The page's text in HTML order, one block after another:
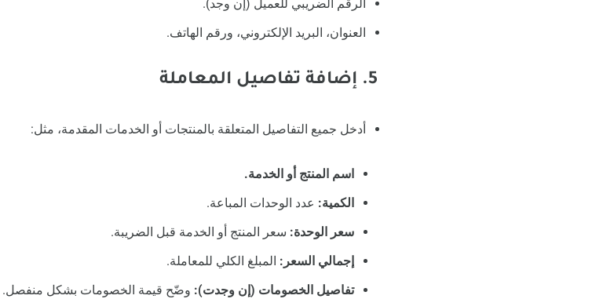
الرقم الضريبي للعميل (إن وجد).
العنوان، البريد الإلكتروني، ورقم الهاتف.
5. إضافة تفاصيل المعاملة
أدخل جميع التفاصيل المتعلقة بالمنتجات أو الخدمات المقدمة، مثل:
اسم المنتج أو الخدمة.
الكمية: عدد الوحدات المباعة.
سعر الوحدة: سعر المنتج أو الخدمة قبل الضريبة.
إجمالي السعر: المبلغ الكلي للمعاملة.
تفاصيل الخصومات (إن وجدت): وضّح قيمة الخصومات بشكل منفصل.